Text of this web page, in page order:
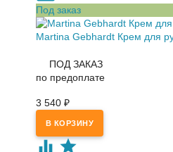
Под заказ
Martina Gebhardt Крем для
ПОД ЗАКАЗ
по предоплате
3 540 ₽